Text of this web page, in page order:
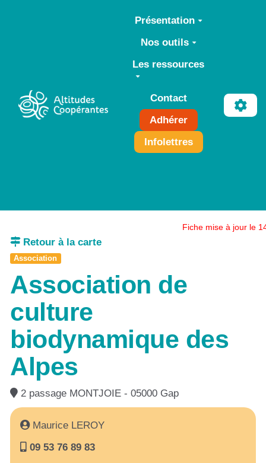
Aller au contenu principal
Présentation
Nos outils
Les ressources
Contact
Adhérer
Infolettres
Fiche mise à jour le
Retour à la carte
Association
Association de
culture
biodynamique des
Alpes
2 passage MONTJOIE - 05000 Gap
Maurice LEROY
09 53 76 89 83